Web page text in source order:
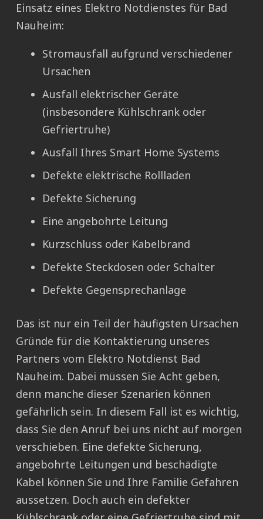
Einsatz eines Elektro Notdienstes für Bad
Nauheim:
Stromausfall aufgrund verschiedener
Ursachen
Ausfall elektrischer Geräte
(insbesondere Kühlschrank oder
Gefriertruhe)
Ausfall Ihres Smart Home Systems
Defekte elektrische Rollladen
Defekte Sicherung
Eine angebohrte Leitung
Kurzschluss oder Kabelbrand
Defekte Steckdosen oder Schalter
Defekte Gegensprechanlage
Das ist nur ein Teil der häufigsten Ursachen
Gründe für die Kontaktierung unseres
Partners vom Elektro Notdienst Bad
Nauheim. Dabei müssen Sie Acht geben,
denn manche dieser Szenarien können
gefährlich sein. In diesem Fall ist es wichtig,
dass Sie den Anruf bei uns nicht auf morgen
verschieben. Eine defekte Sicherung,
angebohrte Leitungen und beschädigte
Kabel können Sie und Ihre Familie Gefahren
aussetzen. Doch auch ein defekter